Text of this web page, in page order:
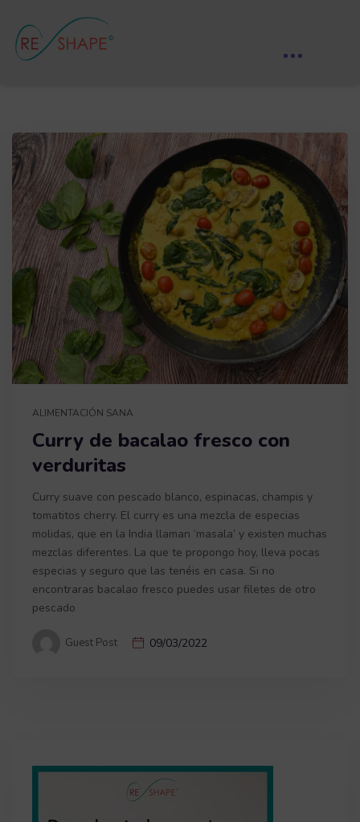
ALIMENTACIÓN SANA
Curry de bacalao fresco con
verduritas
Curry suave con pescado blanco, espinacas, champis y
tomatitos cherry. El curry es una mezcla de especias
molidas, que en la India llaman ‘masala’ y existen muchas
mezclas diferentes. La que te propongo hoy, lleva pocas
especias y seguro que las tenéis en casa. Si no
encontraras bacalao fresco puedes usar filetes de otro
pescado
Guest Post 09/03/2022